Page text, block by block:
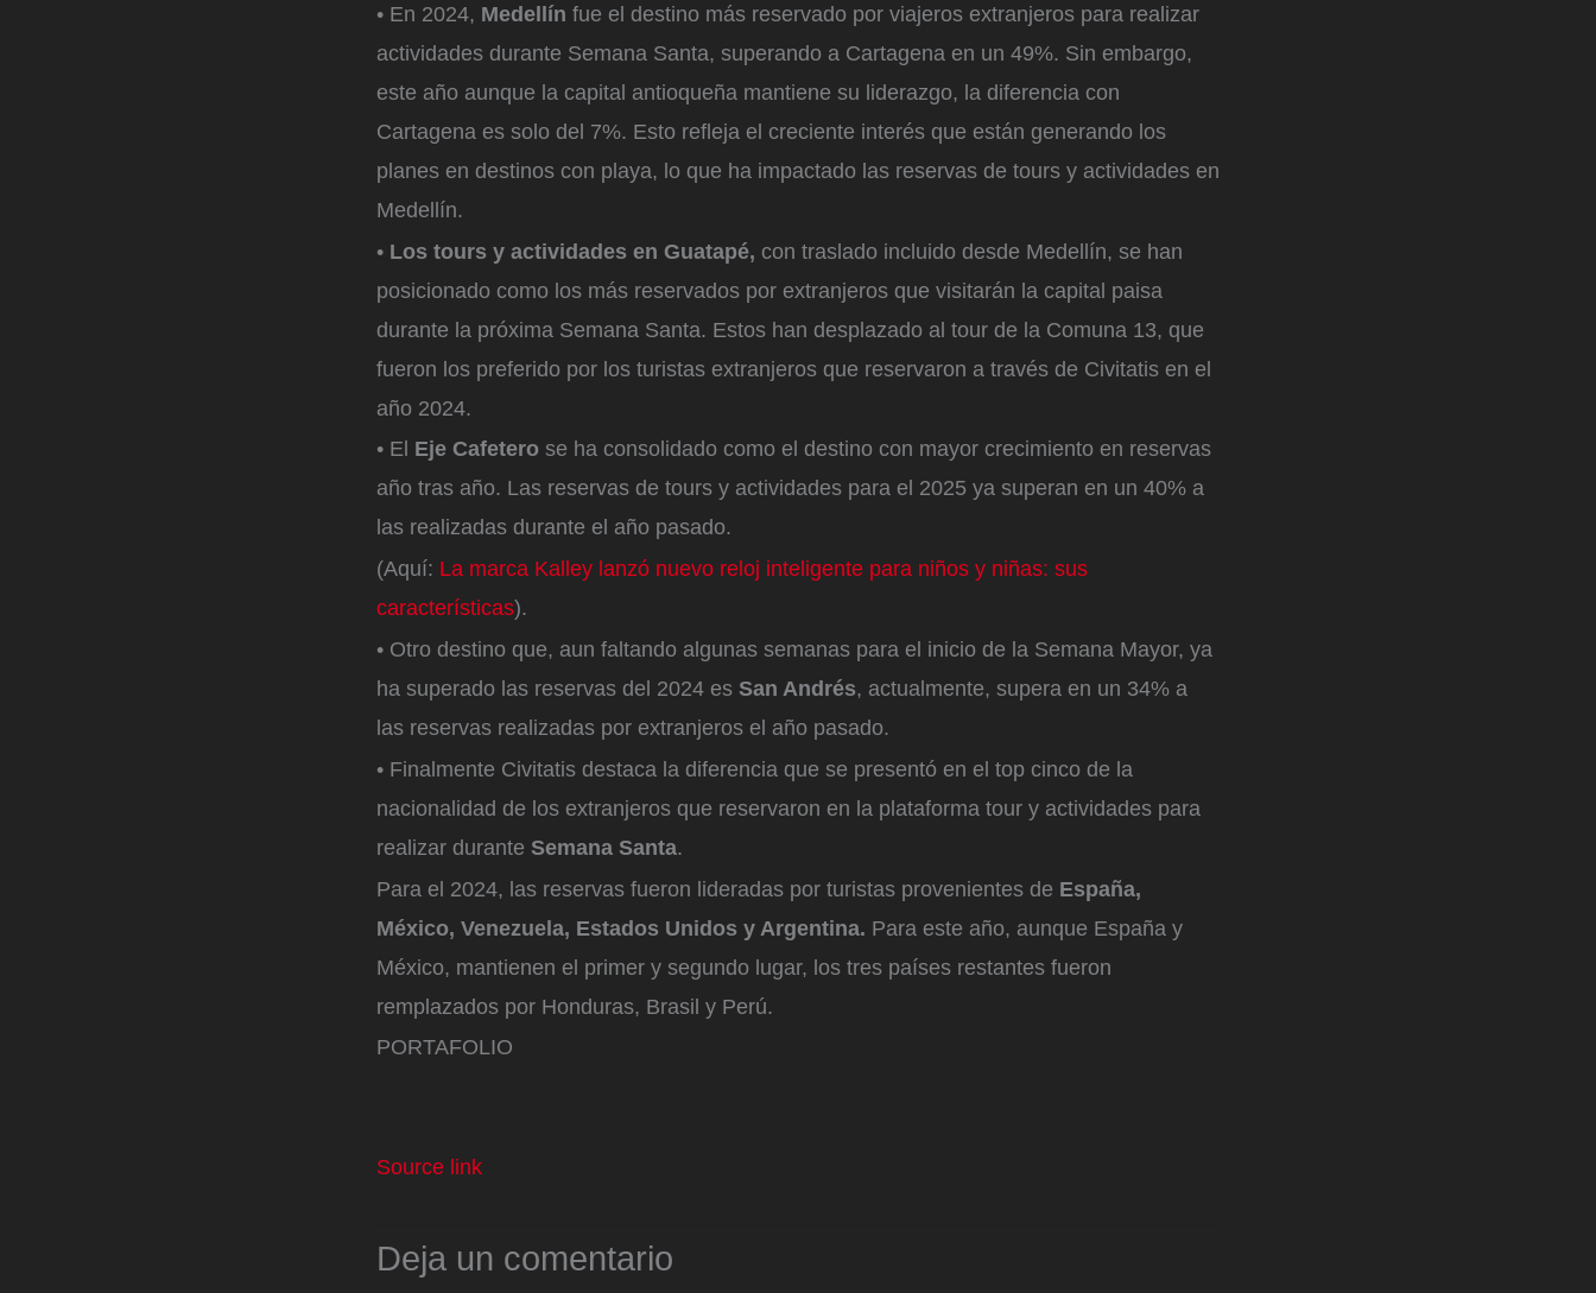
• En 2024, Medellín fue el destino más reservado por viajeros extranjeros para realizar
actividades durante Semana Santa, superando a Cartagena en un 49%. Sin embargo,
este año aunque la capital antioqueña mantiene su liderazgo, la diferencia con
Cartagena es solo del 7%. Esto refleja el creciente interés que están generando los
planes en destinos con playa, lo que ha impactado las reservas de tours y actividades en
Medellín.
• Los tours y actividades en Guatapé, con traslado incluido desde Medellín, se han
posicionado como los más reservados por extranjeros que visitarán la capital paisa
durante la próxima Semana Santa. Estos han desplazado al tour de la Comuna 13, que
fueron los preferido por los turistas extranjeros que reservaron a través de Civitatis en el
año 2024.
• El Eje Cafetero se ha consolidado como el destino con mayor crecimiento en reservas
año tras año. Las reservas de tours y actividades para el 2025 ya superan en un 40% a
las realizadas durante el año pasado.
(Aquí: La marca Kalley lanzó nuevo reloj inteligente para niños y niñas: sus
características).
• Otro destino que, aun faltando algunas semanas para el inicio de la Semana Mayor, ya
ha superado las reservas del 2024 es San Andrés, actualmente, supera en un 34% a
las reservas realizadas por extranjeros el año pasado.
• Finalmente Civitatis destaca la diferencia que se presentó en el top cinco de la
nacionalidad de los extranjeros que reservaron en la plataforma tour y actividades para
realizar durante Semana Santa.
Para el 2024, las reservas fueron lideradas por turistas provenientes de España,
México, Venezuela, Estados Unidos y Argentina. Para este año, aunque España y
México, mantienen el primer y segundo lugar, los tres países restantes fueron
remplazados por Honduras, Brasil y Perú.
PORTAFOLIO
Source link
Deja un comentario